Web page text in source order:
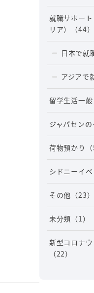
就職サポー
リア）
（44）
日本で就
アジアで
留学生活一般
ジャパセン
荷物預かり
シドニーイ
その他 （23）
未分類 （1）
新型コロナ
（22）